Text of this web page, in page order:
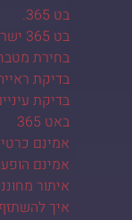
בט 365.
בט 365 ישראל
בחירת
בדיקת
בדיקת
באט 365
אמינם
אמינם
איתור
איך